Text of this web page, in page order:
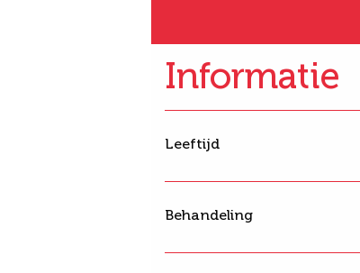
Informatie
Leeftijd
Behandeling